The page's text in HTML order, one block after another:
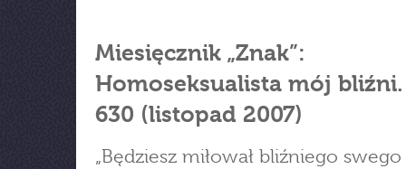
Miesięcznik „Znak”:
Homoseksualista mój
630 (listopad 2007)
„Będziesz miłował bliźniego